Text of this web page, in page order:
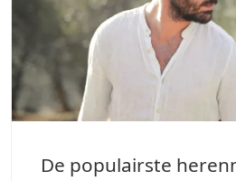
De populairste